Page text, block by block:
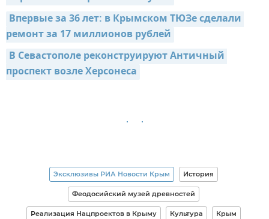
Впервые за 36 лет: в Крымском ТЮЗе сделали
ремонт за 17 миллионов рублей
В Севастополе реконструируют Античный
проспект возле Херсонеса
Эксклюзивы РИА Новости Крым История
Феодосийский музей древностей
Реализация Нацпроектов в Крыму Культура Крым